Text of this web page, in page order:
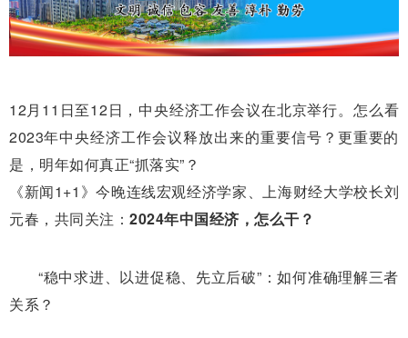
12月11日至12日，中央经济工作会议在北京举行。怎么看
2023年中央经济工作会议释放出来的重要信号？更重要的
是，明年如何真正“抓落实”？
《新闻1+1》今晚连线宏观经济学家、上海财经大学校长刘
元春，共同关注： 2024年中国经济，怎么干？
“稳中求进、以进促稳、先立后破”：如何准确理解三者
关系？